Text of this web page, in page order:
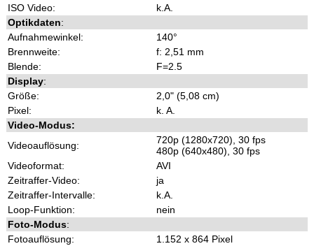
ISO Video:
k.A.
Optikdaten:
Aufnahmewinkel:
140°
Brennweite:
f: 2,51 mm
Blende:
F=2.5
Display:
Größe:
2,0" (5,08 cm)
Pixel:
k. A.
Video-Modus:
Videoauflösung:
720p (1280x720), 30 fps
480p (640x480), 30 fps
Videoformat:
AVI
Zeitraffer-Video:
ja
Zeitraffer-Intervalle:
k.A.
Loop-Funktion:
nein
Foto-Modus:
Fotoauflösung:
1.152 x 864 Pixel